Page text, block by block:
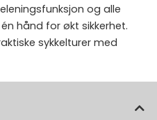
og alle
hånd for økt sikkerhet.
sykkelturer med